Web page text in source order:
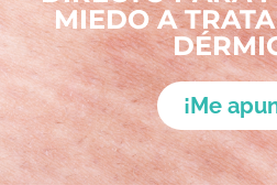
MIEDO A
¡Me